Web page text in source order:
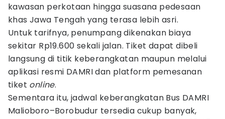
kawasan perkotaan hingga suasana pedesaan
khas Jawa Tengah yang terasa lebih asri.
Untuk tarifnya, penumpang dikenakan biaya
sekitar Rp19.600 sekali jalan. Tiket dapat dibeli
langsung di titik keberangkatan maupun melalui
aplikasi resmi DAMRI dan platform pemesanan
tiket online.
Sementara itu, jadwal keberangkatan Bus DAMRI
Malioboro–Borobudur tersedia cukup banyak,